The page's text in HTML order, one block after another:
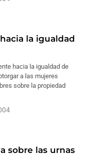
hacia la igualdad
hacia la igualdad de
a las mujeres
sobre la propiedad
sobre las urnas